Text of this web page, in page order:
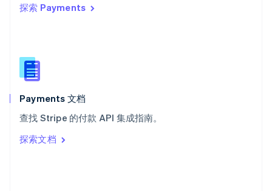
探索 Payments
Payments 文档
查找 Stripe 的付款 API 集成指南。
探索文档
西班牙
新西兰
English
匈牙利
English
ItalianoEnglish
印度
English